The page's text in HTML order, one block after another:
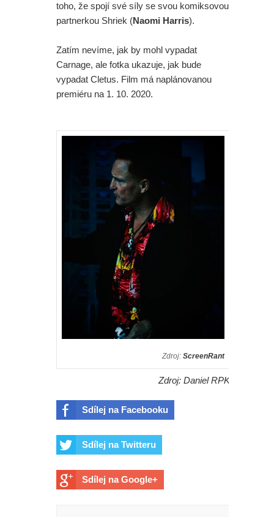
toho, že spojí své síly se svou komiksovou
partnerkou Shriek (Naomi Harris).
Zatím nevíme, jak by mohl vypadat
Carnage, ale fotka ukazuje, jak bude
vypadat Cletus. Film má naplánovanou
premiéru na 1. 10. 2020.
Zdroj: ScreenRant
Zdroj: Daniel RPK
Sdílej na Facebooku
Sdílej na Twitteru
Sdílej na Google+